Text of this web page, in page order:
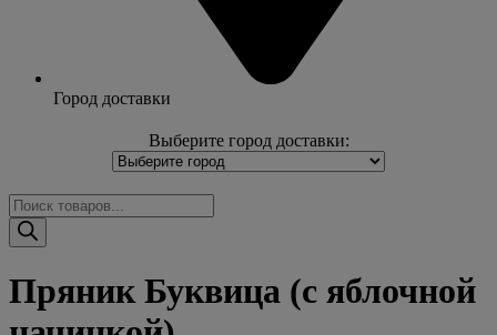
Город доставки
Выберите город доставки:
Поиск
товаров
Пряник Буквица (с яблочной